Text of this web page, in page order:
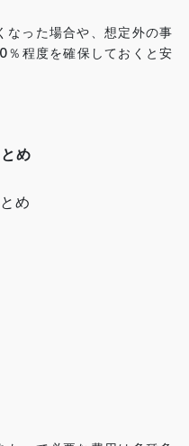
なった場合や、想定外の事
％程度を確保しておくと安
め